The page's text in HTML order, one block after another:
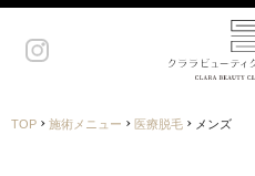
TOP › 施術メニュー › 医療脱毛 › メンズ